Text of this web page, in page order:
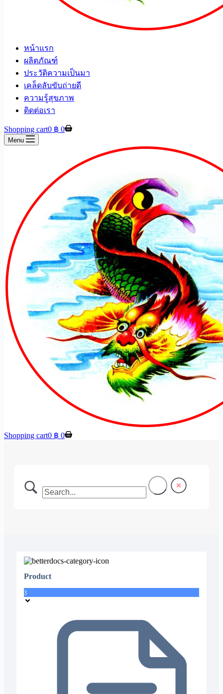
หน้าแรก
ผลิตภัณฑ์
ประวัติความเป็นมา
เคล็ดลับขับถ่ายดี
ความรู้สุขภาพ
ติดต่อเรา
Shopping cart0 ฿ 0
Menu
Shopping cart0 ฿ 0
Product
3